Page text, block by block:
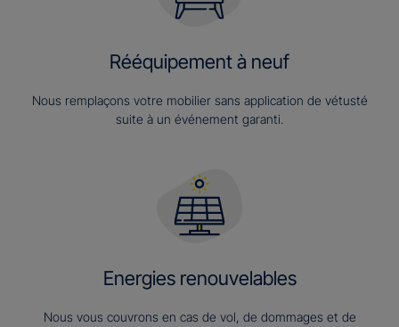
Rééquipement à neuf
Nous remplaçons votre mobilier sans application de vétusté
suite à un événement garanti.
Energies renouvelables
Nous vous couvrons en cas de vol, de dommages et de